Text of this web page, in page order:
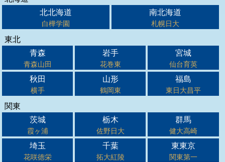
北北海道
白樺学園
南北海道
札幌日大
東北
青森
青森山田
岩手
花巻東
宮城
仙台育英
秋田
横手
山形
鶴岡東
福島
東日大昌平
関東
茨城
霞ヶ浦
栃木
佐野日大
群馬
健大高崎
埼玉
花咲徳栄
千葉
拓大紅陵
東東京
関東第一